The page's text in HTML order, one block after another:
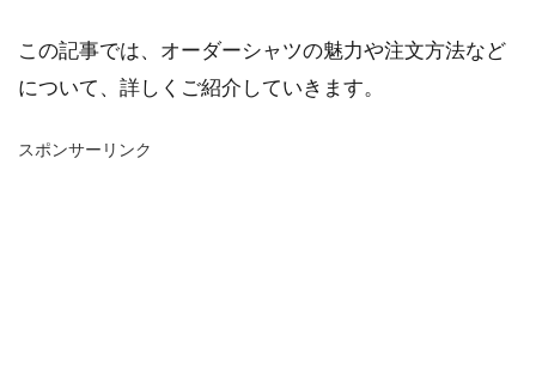
この記事では、オーダーシャツの魅力や注文方法など
について、詳しくご紹介していきます。
スポンサーリンク